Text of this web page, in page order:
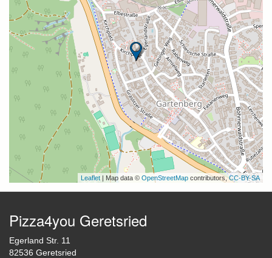
Leaflet | Map data © OpenStreetMap contributors,CC-BY-SA
Pizza4you Geretsried
Egerland Str. 11
82536 Geretsried